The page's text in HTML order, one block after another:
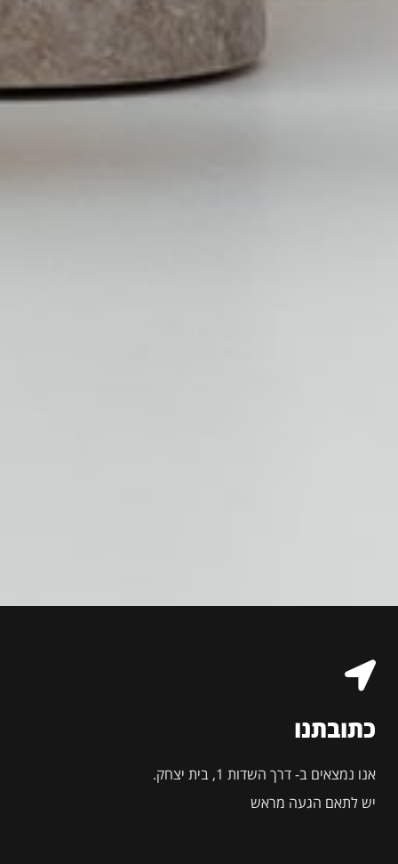
כתובתנו
אנו נמצאים ב- דרך השדות 1, בית יצחק.
יש לתאם הגעה מראש